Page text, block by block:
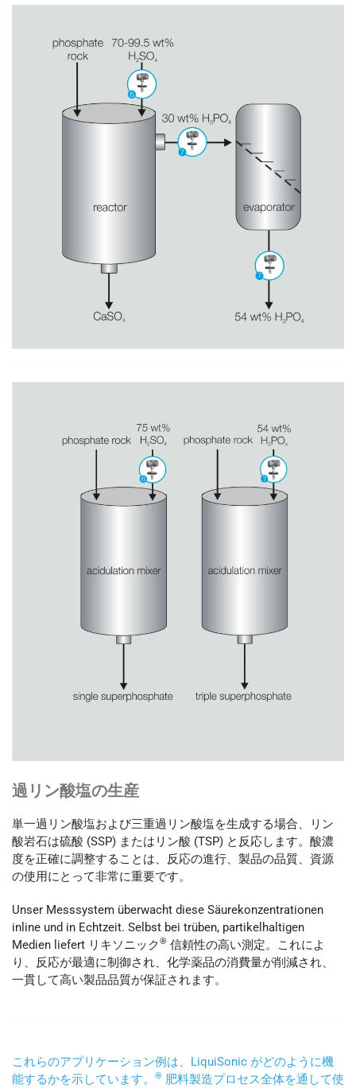
過リン酸塩の生産
単一過リン酸塩および三重過リン酸塩を生成する場合、リン
酸岩石は硫酸 (SSP) またはリン酸 (TSP) と反応します。酸濃
度を正確に調整することは、反応の進行、製品の品質、資源
の使用にとって非常に重要です。
Unser Messsystem überwacht diese Säurekonzentrationen
inline und in Echtzeit. Selbst bei trüben, partikelhaltigen
Medien liefert リキソニック® 信頼性の高い測定。これによ
り、反応が最適に制御され、化学薬品の消費量が削減され、
一貫して高い製品品質が保証されます。
これらのアプリケーション例は、LiquiSonic がどのように機
能するかを示しています。
® 肥料製造プロセス全体を通して使